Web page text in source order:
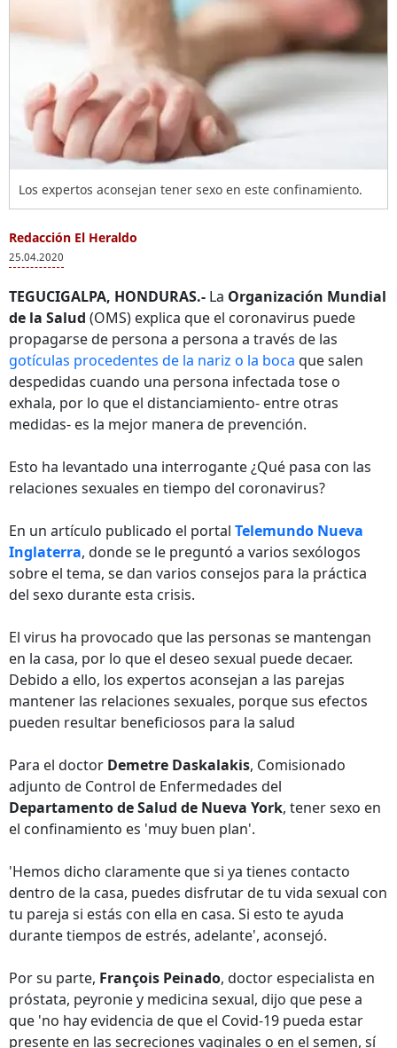
Los expertos aconsejan tener sexo en este confinamiento.
Redacción El Heraldo
25.04.2020
TEGUCIGALPA, HONDURAS.- La Organización Mundial
de la Salud (OMS) explica que el coronavirus puede
propagarse de persona a persona a través de las
gotículas procedentes de la nariz o la boca que salen
despedidas cuando una persona infectada tose o
exhala, por lo que el distanciamiento- entre otras
medidas- es la mejor manera de prevención.
Esto ha levantado una interrogante ¿Qué pasa con las
relaciones sexuales en tiempo del coronavirus?
En un artículo publicado el portal Telemundo Nueva
Inglaterra, donde se le preguntó a varios sexólogos
sobre el tema, se dan varios consejos para la práctica
del sexo durante esta crisis.
El virus ha provocado que las personas se mantengan
en la casa, por lo que el deseo sexual puede decaer.
Debido a ello, los expertos aconsejan a las parejas
mantener las relaciones sexuales, porque sus efectos
pueden resultar beneficiosos para la salud
Para el doctor Demetre Daskalakis, Comisionado
adjunto de Control de Enfermedades del
Departamento de Salud de Nueva York, tener sexo en
el confinamiento es 'muy buen plan'.
'Hemos dicho claramente que si ya tienes contacto
dentro de la casa, puedes disfrutar de tu vida sexual con
tu pareja si estás con ella en casa. Si esto te ayuda
durante tiempos de estrés, adelante', aconsejó.
Por su parte, François Peinado, doctor especialista en
próstata, peyronie y medicina sexual, dijo que pese a
que 'no hay evidencia de que el Covid-19 pueda estar
presente en las secreciones vaginales o en el semen, sí